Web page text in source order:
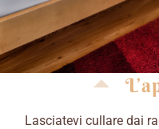
Lasciatevi cullare dai